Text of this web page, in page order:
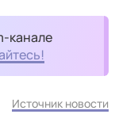
канале
Источник новости